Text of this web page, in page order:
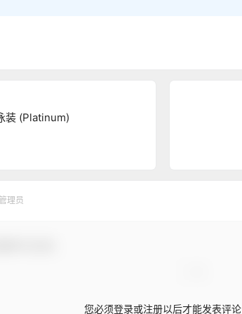
装 (Platinum)
管理员
您必须登录或注册以后才能发表评论